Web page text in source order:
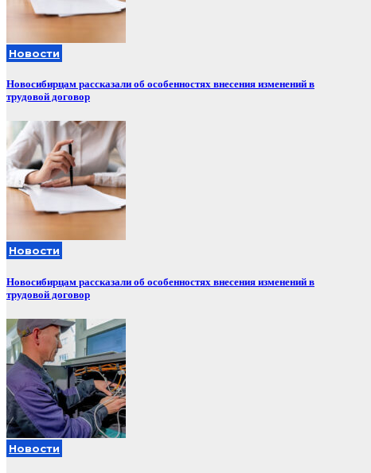
Новости
Новосибирцам рассказали об особенностях внесения изменений в
трудовой договор
Новости
Новосибирцам рассказали об особенностях внесения изменений в
трудовой договор
Новости